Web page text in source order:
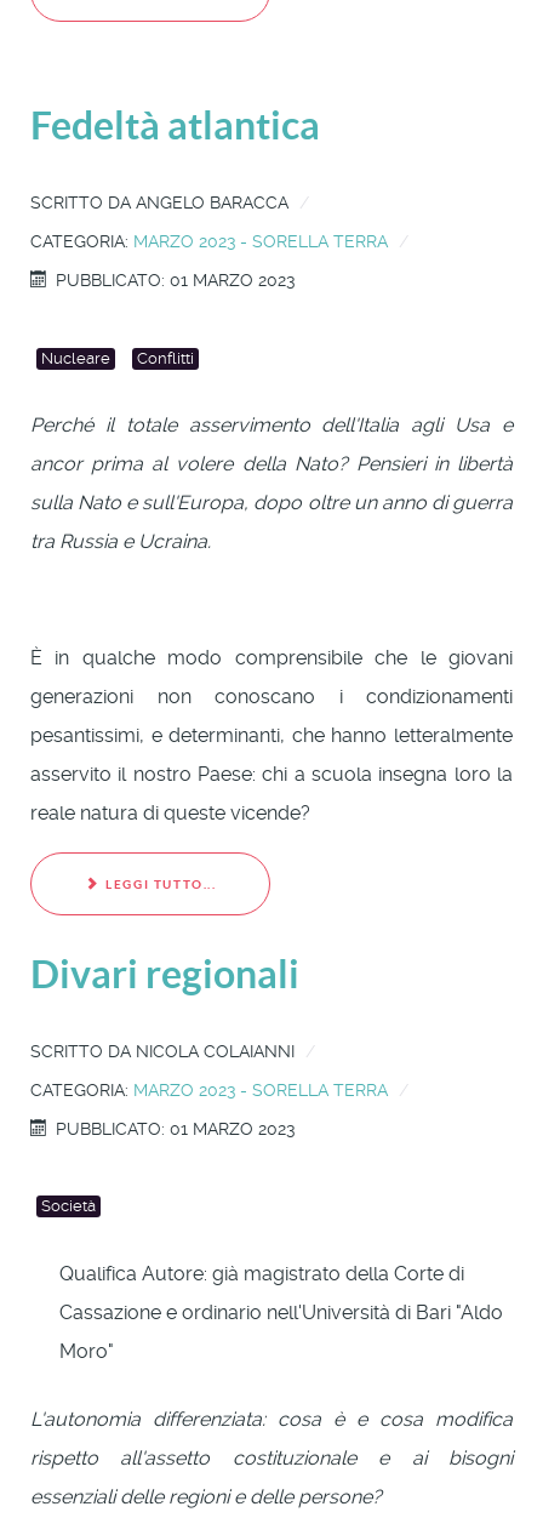
Fedeltà atlantica
SCRITTO DA ANGELO BARACCA
CATEGORIA: MARZO 2023 - SORELLA TERRA
PUBBLICATO: 01 MARZO 2023
Nucleare Conflitti
Perché il totale asservimento dell'Italia agli Usa e
ancor prima al volere della Nato? Pensieri in libertà
sulla Nato e sull'Europa, dopo oltre un anno di guerra
tra Russia e Ucraina.
È in qualche modo comprensibile che le giovani
generazioni non conoscano i condizionamenti
pesantissimi, e determinanti, che hanno letteralmente
asservito il nostro Paese: chi a scuola insegna loro la
reale natura di queste vicende?
LEGGI TUTTO...
Divari regionali
SCRITTO DA NICOLA COLAIANNI
CATEGORIA: MARZO 2023 - SORELLA TERRA
PUBBLICATO: 01 MARZO 2023
Società
Qualifica Autore: già magistrato della Corte di
Cassazione e ordinario nell'Università di Bari "Aldo
Moro"
L'autonomia differenziata: cosa è e cosa modifica
rispetto all'assetto costituzionale e ai bisogni
essenziali delle regioni e delle persone?